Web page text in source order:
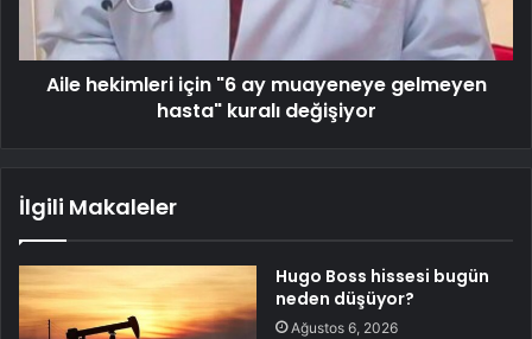
Aile hekimleri için "6 ay muayeneye gelmeyen
hasta" kuralı değişiyor
İlgili Makaleler
Hugo Boss hissesi bugün
neden düşüyor?
Ağustos 6, 2026